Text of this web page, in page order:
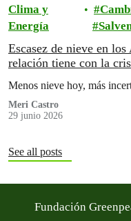
Clima y
Energía
Escasez de nieve en
relación tiene con la
Menos nieve hoy, más
Meri Castro
29 junio 2026
See all posts
Fundación